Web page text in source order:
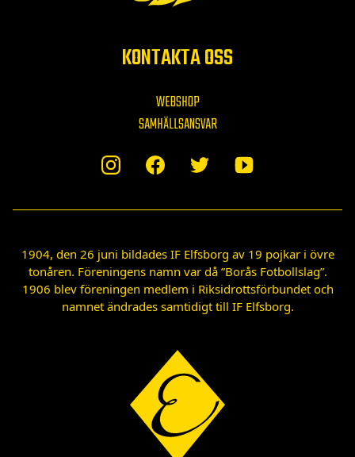
KONTAKTA OSS
WEBSHOP
SAMHÄLLSANSVAR
1904, den 26 juni bildades IF Elfsborg av 19 pojkar i övre
tonåren. Föreningens namn var då ”Borås Fotbollslag”.
1906 blev föreningen medlem i Riksidrottsförbundet och
namnet ändrades samtidigt till IF Elfsborg.